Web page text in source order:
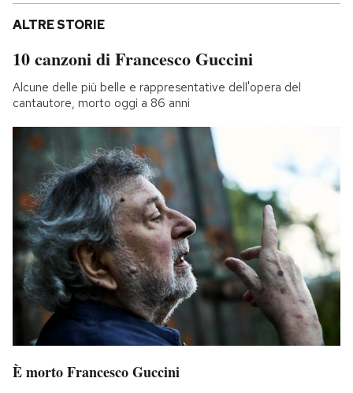
ALTRE STORIE
10 canzoni di Francesco Guccini
Alcune delle più belle e rappresentative dell'opera del
cantautore, morto oggi a 86 anni
È morto Francesco Guccini